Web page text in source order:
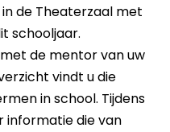
de Theaterzaal met
schooljaar.
de mentor van uw
vindt u die
in school. Tijdens
informatie die van